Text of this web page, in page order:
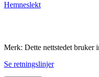
Hemneslekt
Merk: Dette nettstedet bruker
Se retningslinjer